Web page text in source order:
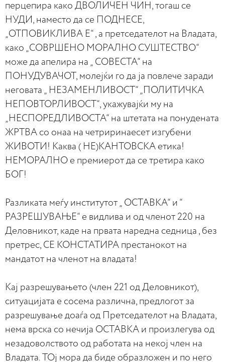
перцепира како ДВОЛИЧЕН ЧИН, тогаш се
НУДИ, наместо да се ПОДНЕСЕ,
„ОТПОВИКЛИВА Е“ , а претседателот на Владата,
како „СОВРШЕНО МОРАЛНО СУШТЕСТВО“
може да апелира на „ СОВЕСТА“ на
ПОНУДУВАЧОТ, молејќи го да ја повлече заради
неговата „ НЕЗАМЕНЛИВОСТ“ „ПОЛИТИЧКА
НЕПОВТОРЛИВОСТ“, укажувајќи му на
„НЕСПОРЕДЛИВОСТА“ на штетата на понудената
ЖРТВА со онаа на четриринаесет изгубени
ЖИВОТИ! Каква ( НЕ)КАНТОВСКА етика!
НЕМОРАЛНО е премиерот да се третира како
БОГ!
Разликата меѓу институтот „ ОСТАВКА“ и “
РАЗРЕШУВАЊЕ“ е видлива и од членот 220 на
Деловникот, каде на првата наредна седница , без
претрес, СЕ КОНСТАТИРА престанокот на
мандатот на членот на владата!
Кај разрешувањето (член 221 од Деловникот),
ситуацијата е сосема различна, предлогот за
разрешување доаѓа од Претседателот на Владата,
нема врска со нечија ОСТАВКА и произлегува од
незадоволството од работата на некој член на
Владата. ТОј мора да биде образложен и по него